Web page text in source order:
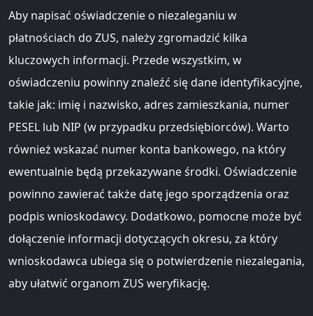
Aby napisać oświadczenie o niezaleganiu w
płatnościach do ZUS, należy zgromadzić kilka
kluczowych informacji. Przede wszystkim, w
oświadczeniu powinny znaleźć się dane identyfikacyjne,
takie jak: imię i nazwisko, adres zamieszkania, numer
PESEL lub NIP (w przypadku przedsiębiorców). Warto
również wskazać numer konta bankowego, na który
ewentualnie będą przekazywane środki. Oświadczenie
powinno zawierać także datę jego sporządzenia oraz
podpis wnioskodawcy. Dodatkowo, pomocne może być
dołączenie informacji dotyczących okresu, za który
wnioskodawca ubiega się o potwierdzenie niezalegania,
aby ułatwić organom ZUS weryfikację.